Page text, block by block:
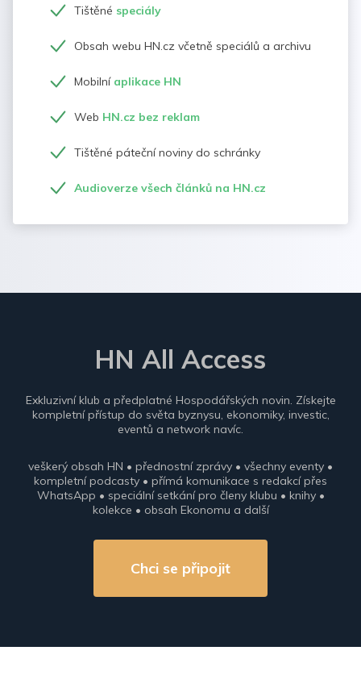
Tištěné speciály
Obsah webu HN.cz včetně speciálů a archivu
Mobilní aplikace HN
Web HN.cz bez reklam
Tištěné páteční noviny do schránky
Audioverze všech článků na HN.cz
HN All Access
Exkluzivní klub a předplatné Hospodářských novin. Získejte
kompletní přístup do světa byznysu, ekonomiky, investic,
eventů a network navíc.
veškerý obsah HN • přednostní zprávy • všechny eventy •
kompletní podcasty • přímá komunikace s redakcí přes
WhatsApp • speciální setkání pro členy klubu • knihy •
kolekce • obsah Ekonomu a další
Chci se připojit